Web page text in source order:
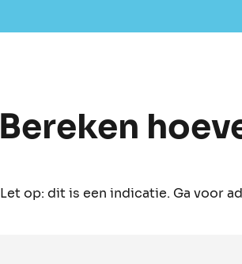
Bereken
Let op: dit is een indicatie. Ga voor